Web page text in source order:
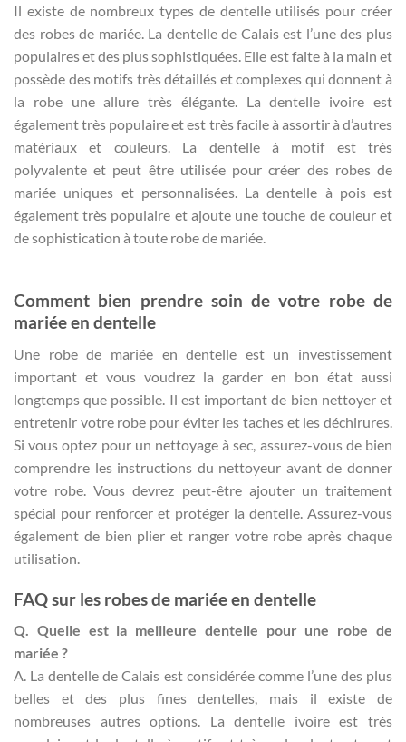
Il existe de nombreux types de dentelle utilisés pour créer
des robes de mariée. La dentelle de Calais est l’une des plus
populaires et des plus sophistiquées. Elle est faite à la main et
possède des motifs très détaillés et complexes qui donnent à
la robe une allure très élégante. La dentelle ivoire est
également très populaire et est très facile à assortir à d’autres
matériaux et couleurs. La dentelle à motif est très
polyvalente et peut être utilisée pour créer des robes de
mariée uniques et personnalisées. La dentelle à pois est
également très populaire et ajoute une touche de couleur et
de sophistication à toute robe de mariée.
Comment bien prendre soin de votre robe de
mariée en dentelle
Une robe de mariée en dentelle est un investissement
important et vous voudrez la garder en bon état aussi
longtemps que possible. Il est important de bien nettoyer et
entretenir votre robe pour éviter les taches et les déchirures.
Si vous optez pour un nettoyage à sec, assurez-vous de bien
comprendre les instructions du nettoyeur avant de donner
votre robe. Vous devrez peut-être ajouter un traitement
spécial pour renforcer et protéger la dentelle. Assurez-vous
également de bien plier et ranger votre robe après chaque
utilisation.
FAQ sur les robes de mariée en dentelle
Q. Quelle est la meilleure dentelle pour une robe de
mariée ?
A. La dentelle de Calais est considérée comme l’une des plus
belles et des plus fines dentelles, mais il existe de
nombreuses autres options. La dentelle ivoire est très